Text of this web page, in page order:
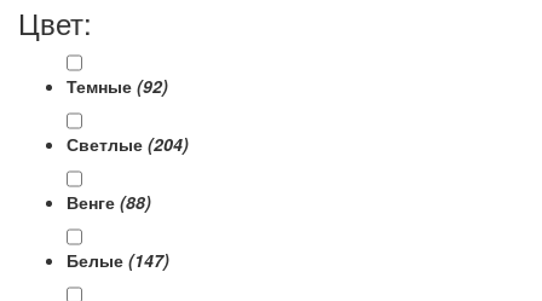
Цвет:
Темные (92)
Светлые (204)
Венге (88)
Белые (147)